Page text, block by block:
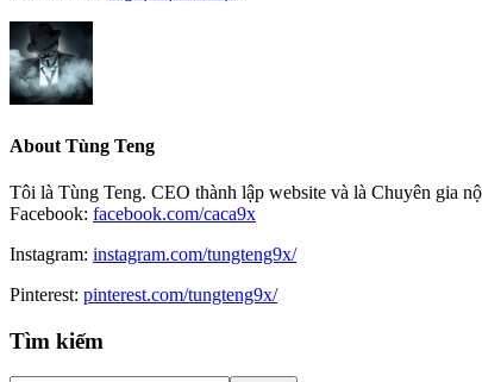
About Tùng Teng
Tôi là Tùng Teng. CEO thành lập website và là Chuyên gia
Facebook: facebook.com/caca9x
Instagram: instagram.com/tungteng9x/
Pinterest: pinterest.com/tungteng9x/
Primary
Sidebar
Tìm kiếm